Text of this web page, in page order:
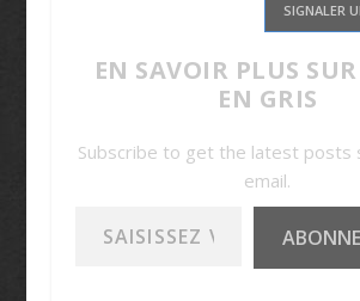
SIGNALER
EN SAVOIR PLUS
EN GRIS
Subscribe to get the latest posts
email.